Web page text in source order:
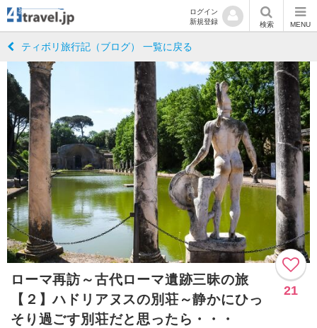
ログイン
新規登録
検索 MENU
ティボリ旅行記（ブログ） 一覧に戻る
ローマ再訪～古代ローマ遺跡三昧の旅
【２】ハドリアヌスの別荘～静かにひっ
そり過ごす別荘だと思ったら・・・
21